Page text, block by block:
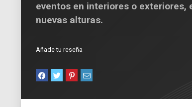
eventos en interiores o exteriores,
nuevas alturas.
Añade tu reseña